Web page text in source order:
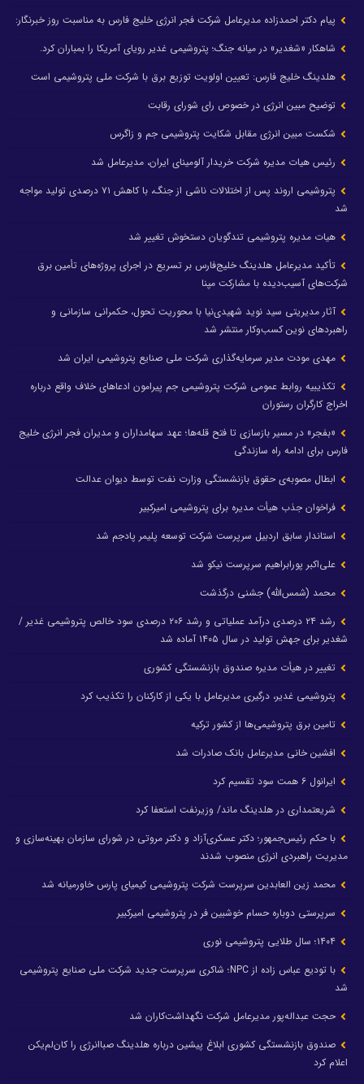
پیام دکتر احمدزاده مدیرعامل شرکت فجر انرژی خلیج فارس به مناسبت روز خبرنگار:
شاهکار «شغدیر» در میانه جنگ؛ پتروشیمی غدیر رویای آمریکا را بمباران کرد.
هلدینگ خلیج فارس: تعیین اولویت توزیع برق با شرکت ملی پتروشیمی است
توضیح مبین انرژی در خصوص رای شورای رقابت
شکست مبین انرژی مقابل شکایت پتروشیمی جم و زاگرس
رئیس هیات مدیره شرکت خریدار آلومینای ایران، مدیرعامل شد
پتروشیمی اروند پس از اختلالات ناشی از جنگ، با کاهش ۷۱ درصدی تولید مواجه
شد
هیات مدیره پتروشیمی تندگویان دستخوش تغییر شد
تأکید مدیرعامل هلدینگ خلیج‌فارس بر تسریع در اجرای پروژه‌های تأمین برق
شرکت‌های آسیب‌دیده با مشارکت مپنا
آثار مدیریتی سید نوید شهیدی‌نیا با محوریت تحول، حکمرانی سازمانی و
راهبردهای نوین کسب‌وکار منتشر شد
مهدی مودت مدیر سرمایه‌گذاری شرکت ملی صنایع پتروشیمی ایران شد
تکذیبیه روابط عمومی شرکت پتروشیمی جم پیرامون ادعاهای خلاف واقع درباره
اخراج کارگران رستوران
«بفجر» در مسیر بازسازی تا فتح قله‌ها؛ عهد سهامداران و مدیران فجر انرژی خلیج
فارس برای ادامه راه سازندگی
ابطال مصوبه‌ی حقوق بازنشستگی وزارت نفت توسط دیوان عدالت
فراخوان جذب هیأت مدیره برای پتروشیمی امیرکبیر
استاندار سابق اردبیل سرپرست شرکت توسعه پلیمر پادجم شد
علی‌اکبر پورابراهیم سرپرست نیکو شد
محمد (شمس‌الله) جشنی درگذشت
رشد ۲۴ درصدی درآمد عملیاتی و رشد ۲۰۶ درصدی سود خالص پتروشیمی غدیر /
شغدیر برای جهش تولید در سال ۱۴۰۵ آماده شد
تغییر در هیأت مدیره صندوق بازنشستگی کشوری
پتروشیمی غدیر، درگیری مدیرعامل با یکی از کارکنان را تکذیب کرد
تامین برق پتروشیمی‌ها از کشور ترکیه
افشین خانی مدیرعامل بانک صادرات شد
ایرانول ۶ همت سود تقسیم کرد
شریعتمداری در هلدینگ ماند/ وزیرنفت استعفا کرد
با حکم رئیس‌جمهور؛ دکتر عسکری‌آزاد و دکتر مروتی در شورای سازمان بهینه‌سازی و
مدیریت راهبردی انرژی منصوب شدند
محمد زین العابدین سرپرست شرکت پتروشیمی کیمیای پارس خاورمیانه شد
سرپرستی دوباره حسام خوشبین فر در پتروشیمی امیرکبیر
با تودیع عباس زاده از NPC؛ شاکری سرپرست جدید شرکت ملی صنایع پتروشیمی
شد
حجت عبداله‌پور مدیرعامل شرکت نگهداشت‌کاران شد
صندوق بازنشستگی کشوری ابلاغ پیشین درباره هلدینگ صباانرژی را کان‌لم‌یکن
اعلام کرد